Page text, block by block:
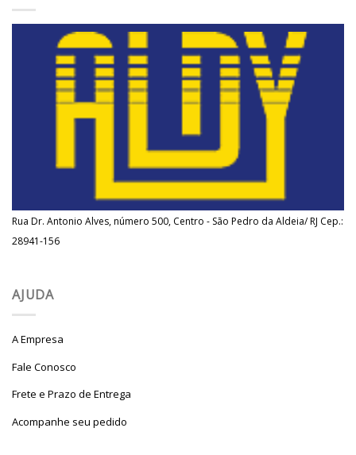
Rua Dr. Antonio Alves, número 500, Centro - São Pedro da Aldeia/ RJ Cep.:
28941-156
AJUDA
A Empresa
Fale Conosco
Frete e Prazo de Entrega
Acompanhe seu pedido